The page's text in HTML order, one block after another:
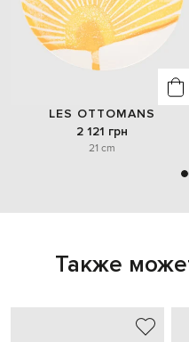
LES OTTOMANS
2 121 грн
21 cm
Также